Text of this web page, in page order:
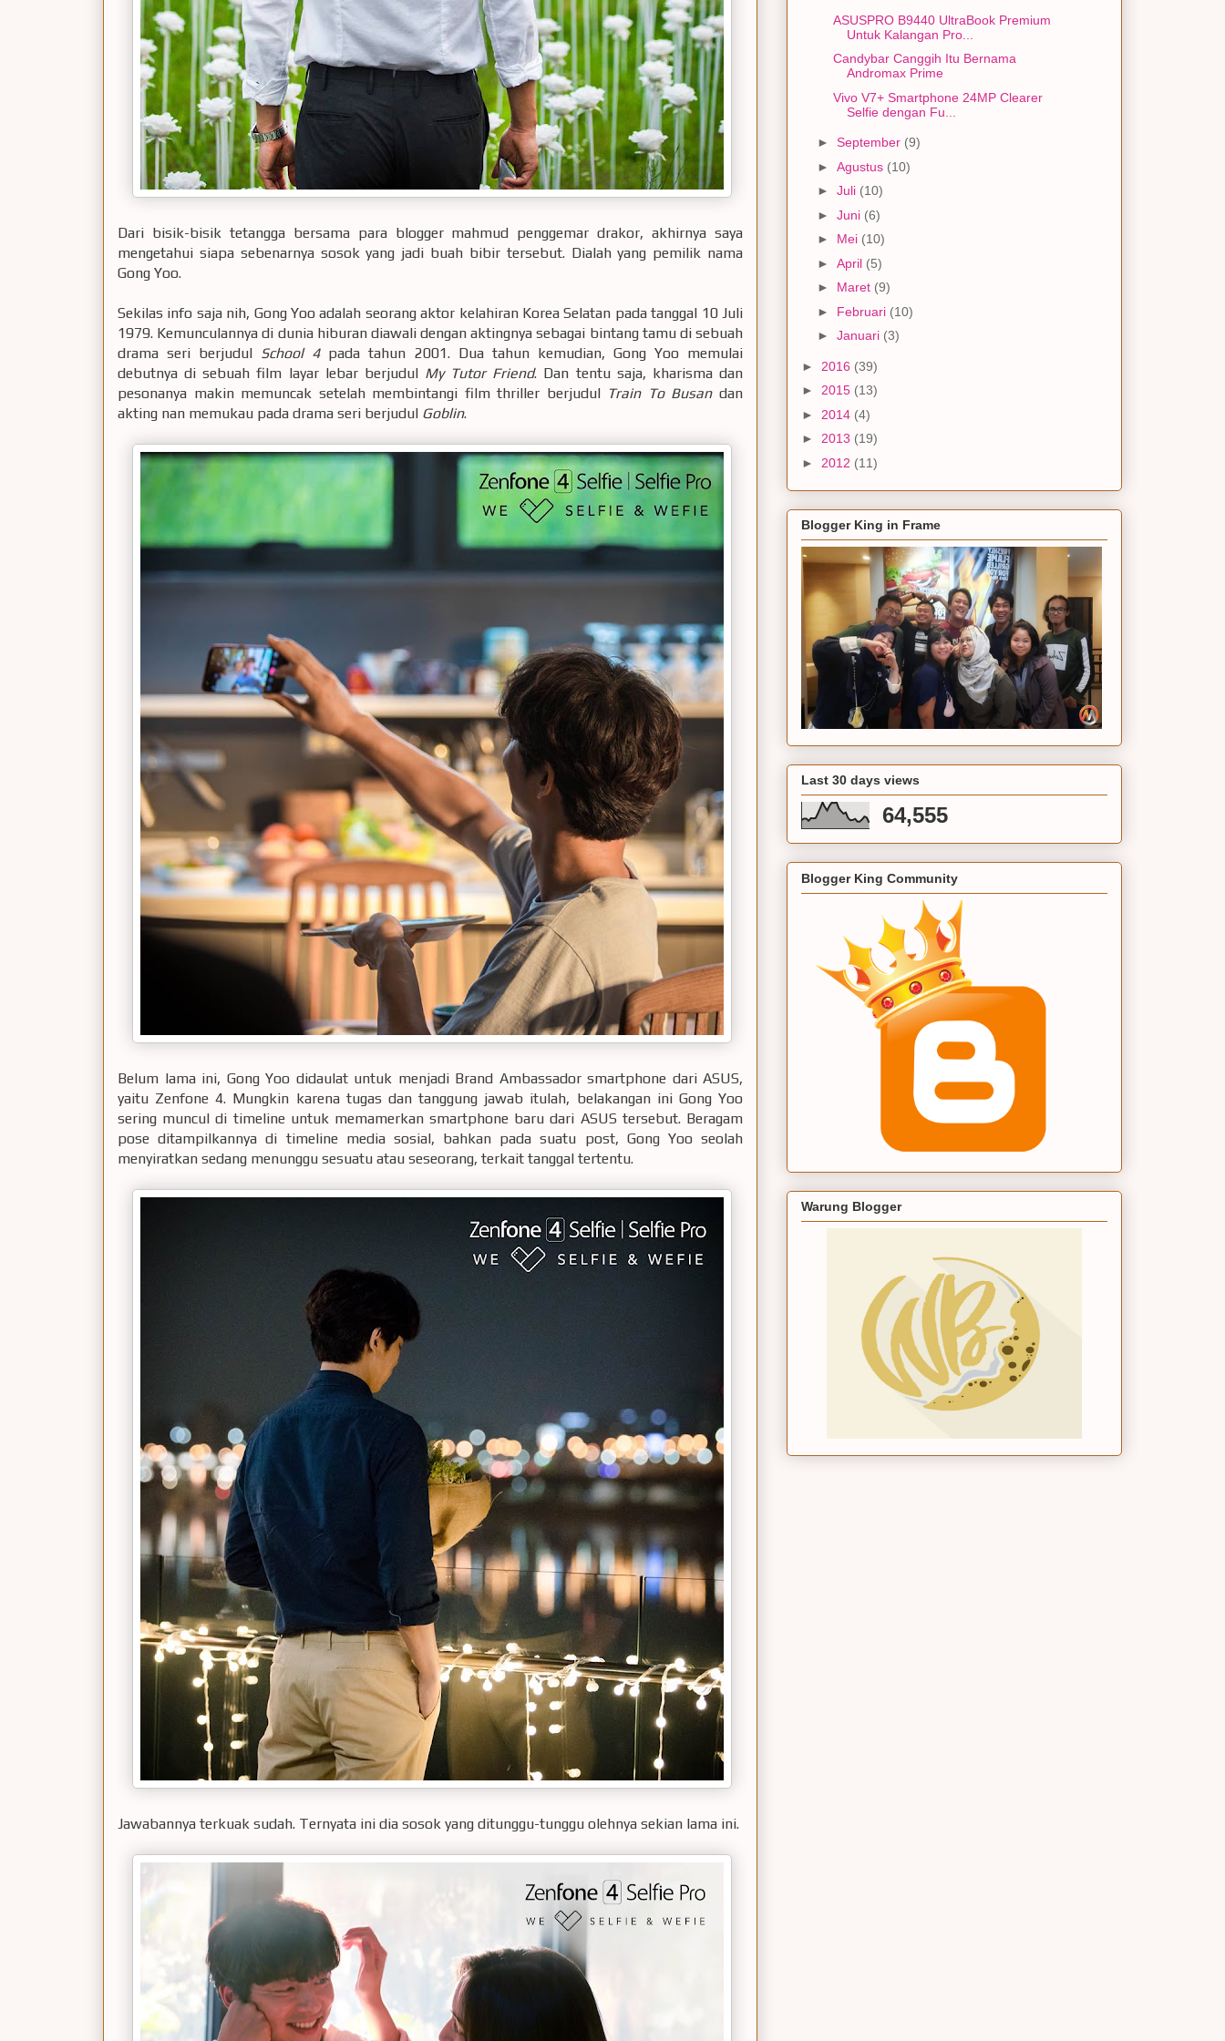
Dari bisik-bisik tetangga bersama para blogger mahmud penggemar drakor, akhirnya saya
mengetahui siapa sebenarnya sosok yang jadi buah bibir tersebut. Dialah yang pemilik nama
Gong Yoo.
Sekilas info saja nih, Gong Yoo adalah seorang aktor kelahiran Korea Selatan pada tanggal 10 Juli
1979. Kemunculannya di dunia hiburan diawali dengan aktingnya sebagai bintang tamu di sebuah
drama seri berjudul School 4pada tahun 2001. Dua tahun kemudian, Gong Yoo memulai
debutnya di sebuah film layar lebar berjudul My Tutor Friend. Dan tentu saja, kharisma dan
pesonanya makin memuncak setelah membintangi film thriller berjudul Train To Busandan
akting nan memukau pada drama seri berjudul Goblin.
Belum lama ini, Gong Yoo didaulat untuk menjadi Brand Ambassador smartphone dari ASUS,
yaitu Zenfone 4. Mungkin karena tugas dan tanggung jawab itulah, belakangan ini Gong Yoo
sering muncul di timeline untuk memamerkan smartphone baru dari ASUS tersebut. Beragam
pose ditampilkannya di timeline media sosial, bahkan pada suatu post, Gong Yoo seolah
menyiratkan sedang menunggu sesuatu atau seseorang, terkait tanggal tertentu.
Jawabannya terkuak sudah. Ternyata ini dia sosok yang ditunggu-tunggu olehnya sekian lama ini.
ASUSPRO B9440 UltraBook Premium
Untuk Kalangan Pro...
Candybar Canggih Itu Bernama
Andromax Prime
Vivo V7+ Smartphone 24MP Clearer
Selfie dengan Fu...
► September (9)
► Agustus (10)
► Juli (10)
► Juni (6)
► Mei (10)
► April (5)
► Maret (9)
► Februari (10)
► Januari (3)
► 2016 (39)
► 2015 (13)
► 2014 (4)
► 2013 (19)
► 2012 (11)
Blogger King in Frame
Last 30 days views
64,555
Blogger King Community
Warung Blogger